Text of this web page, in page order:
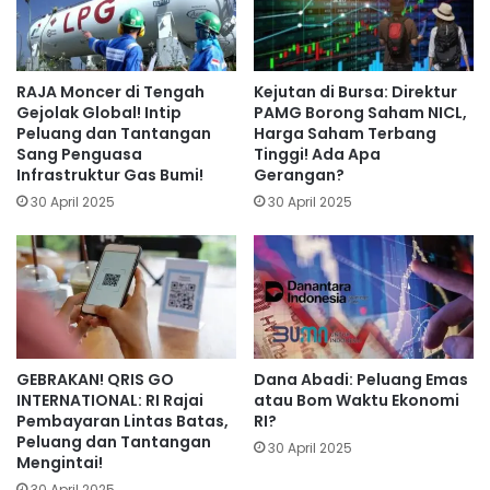
RAJA Moncer di Tengah
Gejolak Global! Intip
Peluang dan Tantangan
Sang Penguasa
Infrastruktur Gas Bumi!
30 April 2025
Kejutan di Bursa: Direktur
PAMG Borong Saham NICL,
Harga Saham Terbang
Tinggi! Ada Apa
Gerangan?
30 April 2025
GEBRAKAN! QRIS GO
INTERNATIONAL: RI Rajai
Pembayaran Lintas Batas,
Peluang dan Tantangan
Mengintai!
Dana Abadi: Peluang Emas
atau Bom Waktu Ekonomi
RI?
30 April 2025